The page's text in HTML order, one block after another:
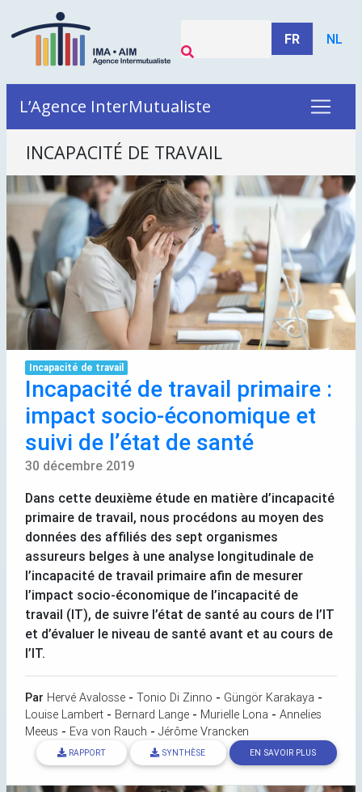
FR NL
L’Agence InterMutualiste
INCAPACITÉ DE TRAVAIL
Incapacité de travail
Incapacité de travail primaire :
impact socio-économique et
suivi de l’état de santé
30 décembre 2019
Dans cette deuxième étude en matière d’incapacité
primaire de travail, nous procédons au moyen des
données des affiliés des sept organismes
assureurs belges à une analyse longitudinale de
l’incapacité de travail primaire afin de mesurer
l’impact socio-économique de l’incapacité de
travail (IT), de suivre l’état de santé au cours de l’IT
et d’évaluer le niveau de santé avant et au cours de
l’IT.
Par Hervé Avalosse - Tonio Di Zinno - Güngör Karakaya -
Louise Lambert - Bernard Lange - Murielle Lona - Annelies
Meeus - Eva von Rauch - Jérôme Vrancken
RAPPORT SYNTHÈSE EN SAVOIR PLUS